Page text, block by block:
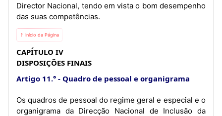
Director Nacional, tendo em vista o bom desempenho
das suas competências.
⇡ Início da Página
CAPÍTULO IV
DISPOSIÇÕES FINAIS
Artigo 11.°
Quadro de pessoal e organigrama
Os quadros de pessoal do regime geral e especial e o
organigrama da Direcção Nacional de Inclusão da